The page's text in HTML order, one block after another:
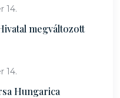
14.
megváltozott
14.
Hungarica